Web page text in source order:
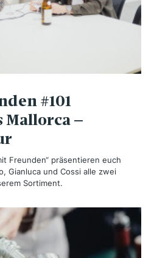
#101
Mallorca –
Freunden“ präsentieren euch
Gianluca und Cossi alle zwei
Sortiment.